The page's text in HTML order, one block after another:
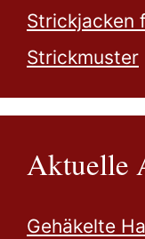
Strickjacken
Strickmuster
Aktuelle
Gehäkelte